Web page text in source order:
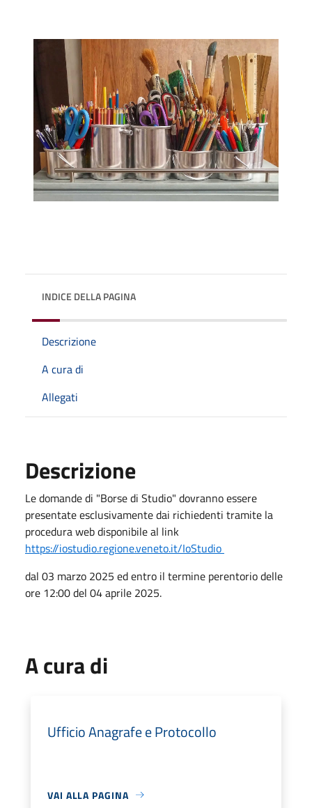
INDICE DELLA PAGINA
Descrizione
A cura di
Allegati
Descrizione
Le domande di "Borse di Studio" dovranno essere
presentate esclusivamente dai richiedenti tramite la
procedura web disponibile al link
https://iostudio.regione.veneto.it/IoStudio
dal 03 marzo 2025 ed entro il termine perentorio delle
ore 12:00 del 04 aprile 2025.
A cura di
Ufficio Anagrafe e Protocollo
VAI ALLA PAGINA